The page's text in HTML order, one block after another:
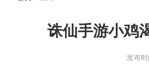
诛仙手游小鸡
发布